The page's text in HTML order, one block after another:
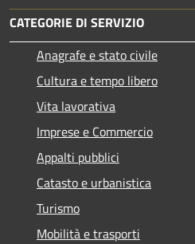
CATEGORIE DI SERVIZIO
Anagrafe e stato civile
Cultura e tempo libero
Vita lavorativa
Imprese e Commercio
Appalti pubblici
Catasto e urbanistica
Turismo
Mobilità e trasporti